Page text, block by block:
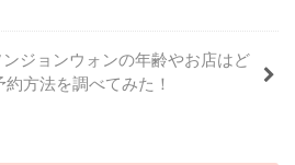
ジョンウォンの年齢やお店はど
方法を調べてみた！